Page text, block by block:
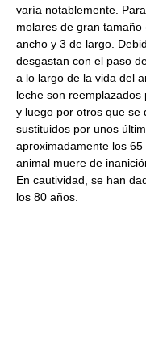
varía notablemente.
molares de gran
ancho y 3 de largo.
desgastan con el paso
a lo largo de la vida del
leche son
y luego por otros que se
sustituidos por unos
aproximadamente los
animal muere de
En cautividad, se han
los 80 años.